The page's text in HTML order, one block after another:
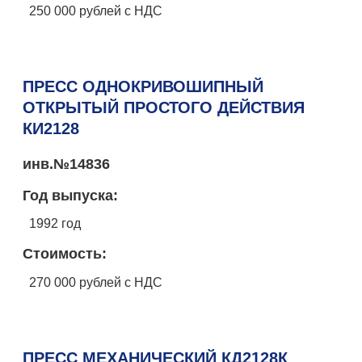
250 000 рублей с НДС
ПРЕСС ОДНОКРИВОШИПНЫЙ
ОТКРЫТЫЙ ПРОСТОГО ДЕЙСТВИЯ
КИ2128
инв.№14836
Год выпуска:
1992 год
Стоимость:
270 000 рублей с НДС
ПРЕСС МЕХАНИЧЕСКИЙ КД2128К